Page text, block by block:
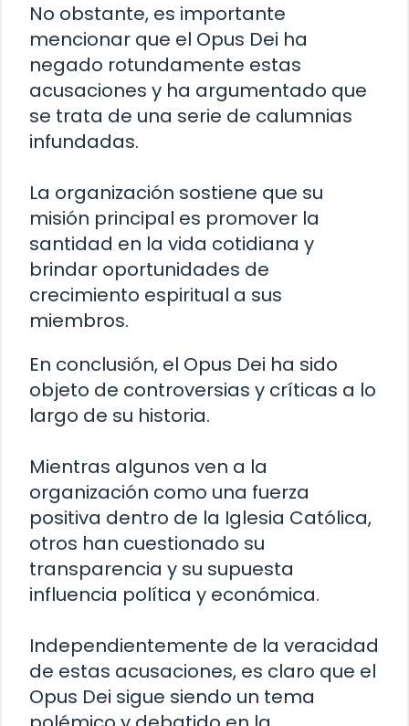
No obstante, es importante
mencionar que el Opus Dei ha
negado rotundamente estas
acusaciones y ha argumentado que
se trata de una serie de calumnias
infundadas.
La organización sostiene que su
misión principal es promover la
santidad en la vida cotidiana y
brindar oportunidades de
crecimiento espiritual a sus
miembros.
En conclusión, el Opus Dei ha sido
objeto de controversias y críticas a lo
largo de su historia.
Mientras algunos ven a la
organización como una fuerza
positiva dentro de la Iglesia Católica,
otros han cuestionado su
transparencia y su supuesta
influencia política y económica.
Independientemente de la veracidad
de estas acusaciones, es claro que el
Opus Dei sigue siendo un tema